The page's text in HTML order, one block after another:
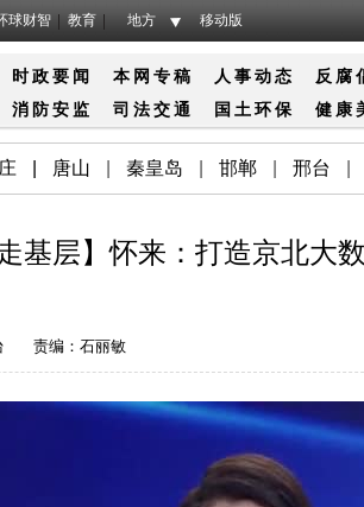
球财智 教育 地方 移动版
时政要闻 本网专稿 人事动态 反腐
消防安监 司法交通 国土 环保 健康
唐山 秦皇岛 邯郸 邢台
走基层】怀来：打造京北大
责编：石丽敏